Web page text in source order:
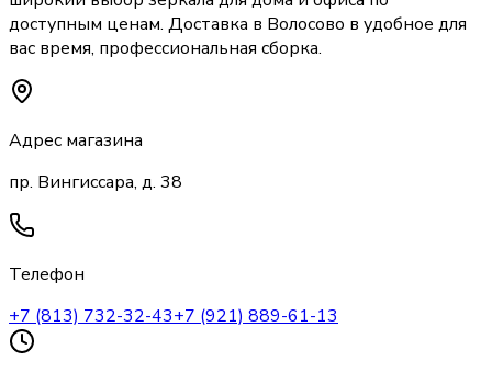
доступным ценам. Доставка в Волосово в удобное для
вас время, профессиональная сборка.
Адрес магазина
пр. Вингиссара, д. 38
Телефон
+7 (813) 732-32-43+7 (921) 889-61-13